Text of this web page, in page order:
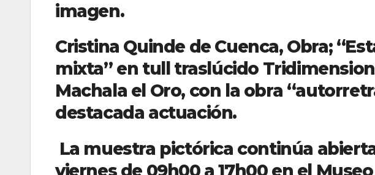
imagen.
Cristina Quinde de Cuenca, Obra;
mixta” en tull traslúcido
Machala el Oro, con la obra
destacada actuación.
La muestra pictórica continúa
viernes de 09h00 a 17h00 en el